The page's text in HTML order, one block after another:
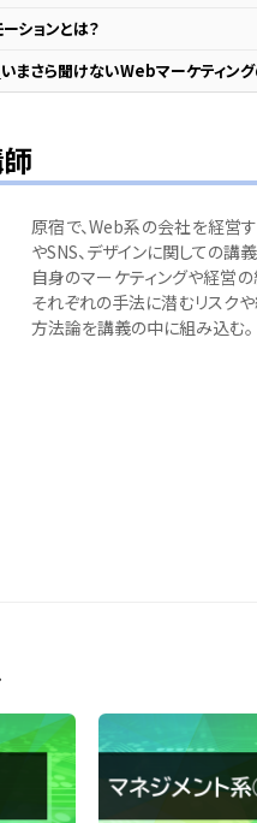
ションとは？
まさら聞けないWebマーケティン
原宿で、Web系の会社を経営
やSNS、デザインに関しての講
自身のマーケティングや経営
それぞれの手法に潜むリスク
方法論を講義の中に組み込む。